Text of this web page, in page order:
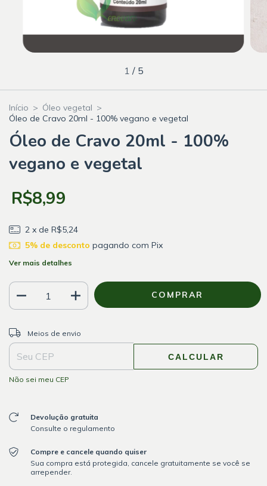
1 / 5
Início > Óleo vegetal >
Óleo de Cravo 20ml - 100% vegano e vegetal
Óleo de Cravo 20ml - 100%
vegano e vegetal
R$8,99
2 x de R$5,24
5% de desconto pagando com Pix
Ver mais detalhes
Entregas para o CEP:
Meios de envio
CALCULAR
Não sei meu CEP
Devolução gratuita
Consulte o regulamento
Compre e cancele quando quiser
Sua compra está protegida, cancele gratuitamente se você se
arrepender.